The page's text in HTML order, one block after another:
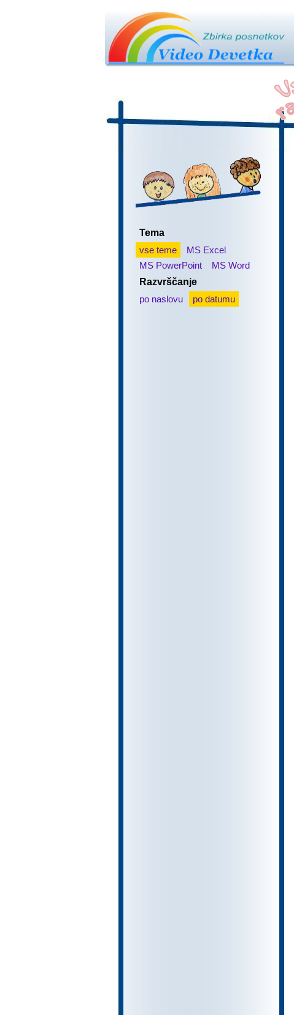
Tema
vse teme
MS Excel
MS PowerPoint
MS Word
Razvrščanje
po naslovu
po datumu